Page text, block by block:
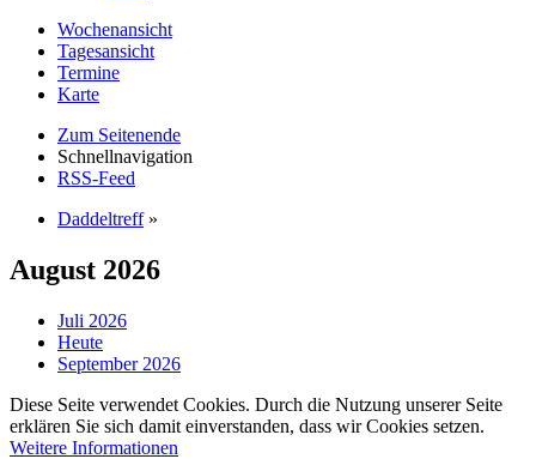
Wochenansicht
Tagesansicht
Termine
Karte
Zum Seitenende
Schnellnavigation
RSS-Feed
Daddeltreff »
August 2026
Juli 2026
Heute
September 2026
Diese Seite verwendet Cookies. Durch die Nutzung unserer Seite
erklären Sie sich damit einverstanden, dass wir Cookies setzen.
Weitere Informationen